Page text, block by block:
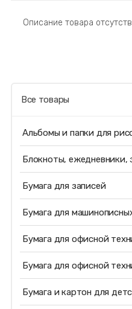
Описание товара
Все товары
Альбомы и папки для
Блокноты, ежедневники,
Бумага для записей
Бумага для
Бумага для офисной
Бумага для офисной
Бумага и картон для